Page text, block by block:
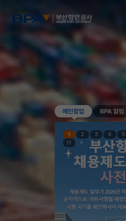
메인팝업 BPA 알림
1 2 3 4 5
11